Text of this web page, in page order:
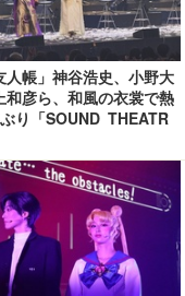
人帳」神谷浩史、小野大
和彦ら、和風の衣裳で熱
り「SOUND THEATR
レポート